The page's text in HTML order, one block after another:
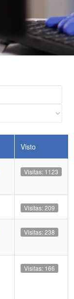
Visto
Visitas: 1123
Visitas: 209
Visitas: 238
Visitas: 166